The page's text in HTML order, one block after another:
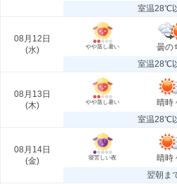
室温28℃
08月12日
(水) やや蒸し暑い 曇の
室温28℃
08月13日
(木) やや蒸し暑い 晴時
室温28℃
08月14日
(金) 寝苦しい夜 晴時
翌朝ま